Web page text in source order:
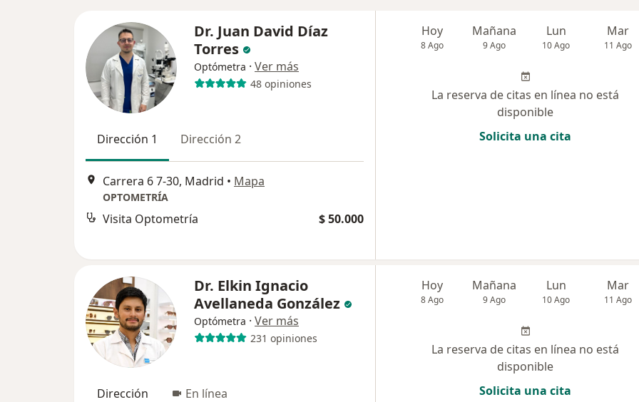
Dr. Juan David Díaz
Torres
Optómetra · Ver más
48 opiniones
Dirección 1 Dirección 2
Carrera 6 7-30, Madrid • Mapa
OPTOMETRÍA
Visita Optometría $ 50.000
Hoy
8 Ago
Mañana
9 Ago
Lun
10 Ago
Mar
11 Ago
La reserva de citas en línea no está
disponible
Solicita una cita
Dr. Elkin Ignacio
Avellaneda González
Optómetra · Ver más
231 opiniones
Dirección En línea
Hoy
8 Ago
Mañana
9 Ago
Lun
10 Ago
Mar
11 Ago
La reserva de citas en línea no está
disponible
Solicita una cita